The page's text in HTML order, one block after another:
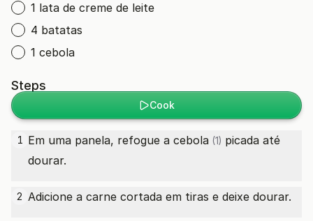
1 lata de creme de leite
4 batatas
1 cebola
Steps
Cook
1 Em uma panela, refogue a cebola (1) picada até
dourar.
2 Adicione a carne cortada em tiras e deixe dourar.